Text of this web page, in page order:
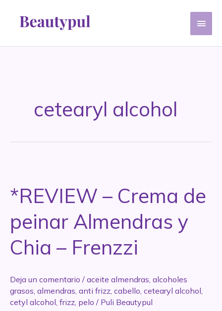
cetearyl alcohol
*REVIEW – Crema de
peinar Almendras y
Chia – Frenzzi
Deja un comentario / aceite almendras alcoholes
grasos almendras anti frizz cabello cetearyl alcohol
cetyl alcohol frizz pelo / Puli Beautypul